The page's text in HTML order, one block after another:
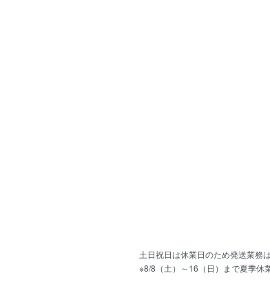
土日祝日は休業日のため発送業務
※8/8（土）～16（日）まで夏季休